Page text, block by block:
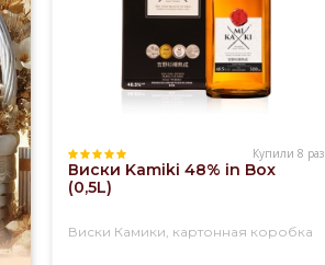
Купили 8 раз
Виски Kamiki 48% in Box
(0,5L)
Виски Камики, картонная коробка